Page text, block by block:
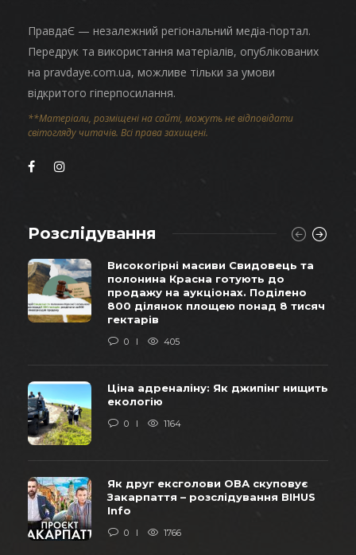
ПравдаЄ — незалежний регіональний медіа-портал.
Передрук та використання матеріалів, опублікованих
на pravdaye.com.ua, можливе тільки за умови
відкритого гіперпосилання.
**Матеріали, розміщені на сайті, можуть не відповідати
світогляду читачів. Всі права захищені.
Розслідування
Високогірні масиви Свидовець та
полонина Красна готують до
продажу на аукціонах. Поділено
800 ділянок площею понад 8 тисяч
гектарів
0 405
Ціна адреналіну: Як джипінг нищить
екологію
0 1164
Як друг ексголови ОВА скуповує
Закарпаття – розслідування BIHUS
Info
0 1766